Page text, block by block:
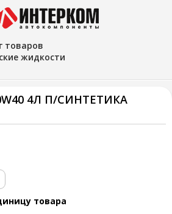
товаров
жидкости
4Л П/СИНТЕТИКА
товара